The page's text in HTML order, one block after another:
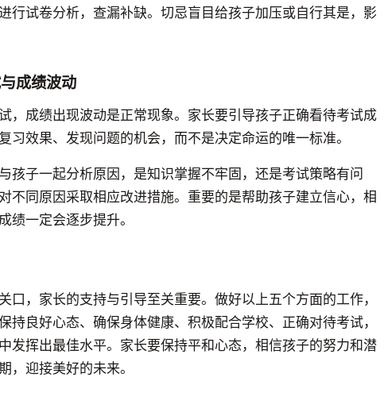
行试卷分析，查漏补缺。切忌盲目给孩子加压或自行其是，影
成绩波动
，成绩出现波动是正常现象。家长要引导孩子正确看待考试成
习效果、发现问题的机会，而不是决定命运的唯一标准。
孩子一起分析原因，是知识掌握不牢固，还是考试策略有问
不同原因采取相应改进措施。重要的是帮助孩子建立信心，相
绩一定会逐步提升。
口，家长的支持与引导至关重要。做好以上五个方面的工作，
持良好心态、确保身体健康、积极配合学校、正确对待考试，
发挥出最佳水平。家长要保持平和心态，相信孩子的努力和潜
，迎接美好的未来。